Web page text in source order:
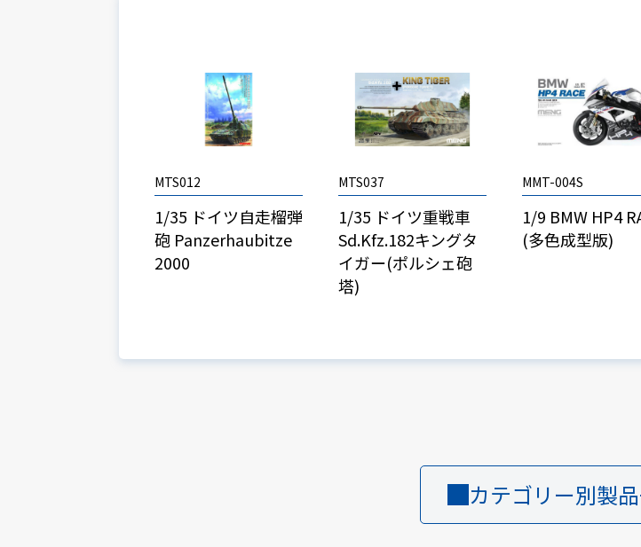
MTS012
1/35 ドイツ自走榴弾
砲 Panzerhaubitze
2000
MTS037
1/35 ドイツ重戦車
Sd.Kfz.182キングタ
イガー(ポルシェ砲
塔)
MMT-004S
1/9 BMW HP4
(多色成型版)
カテゴリー別製